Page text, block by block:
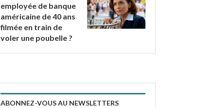
employée de banque
américaine de 40 ans
filmée en train de
voler une poubelle ?
ABONNEZ-VOUS AU NEWSLETTERS